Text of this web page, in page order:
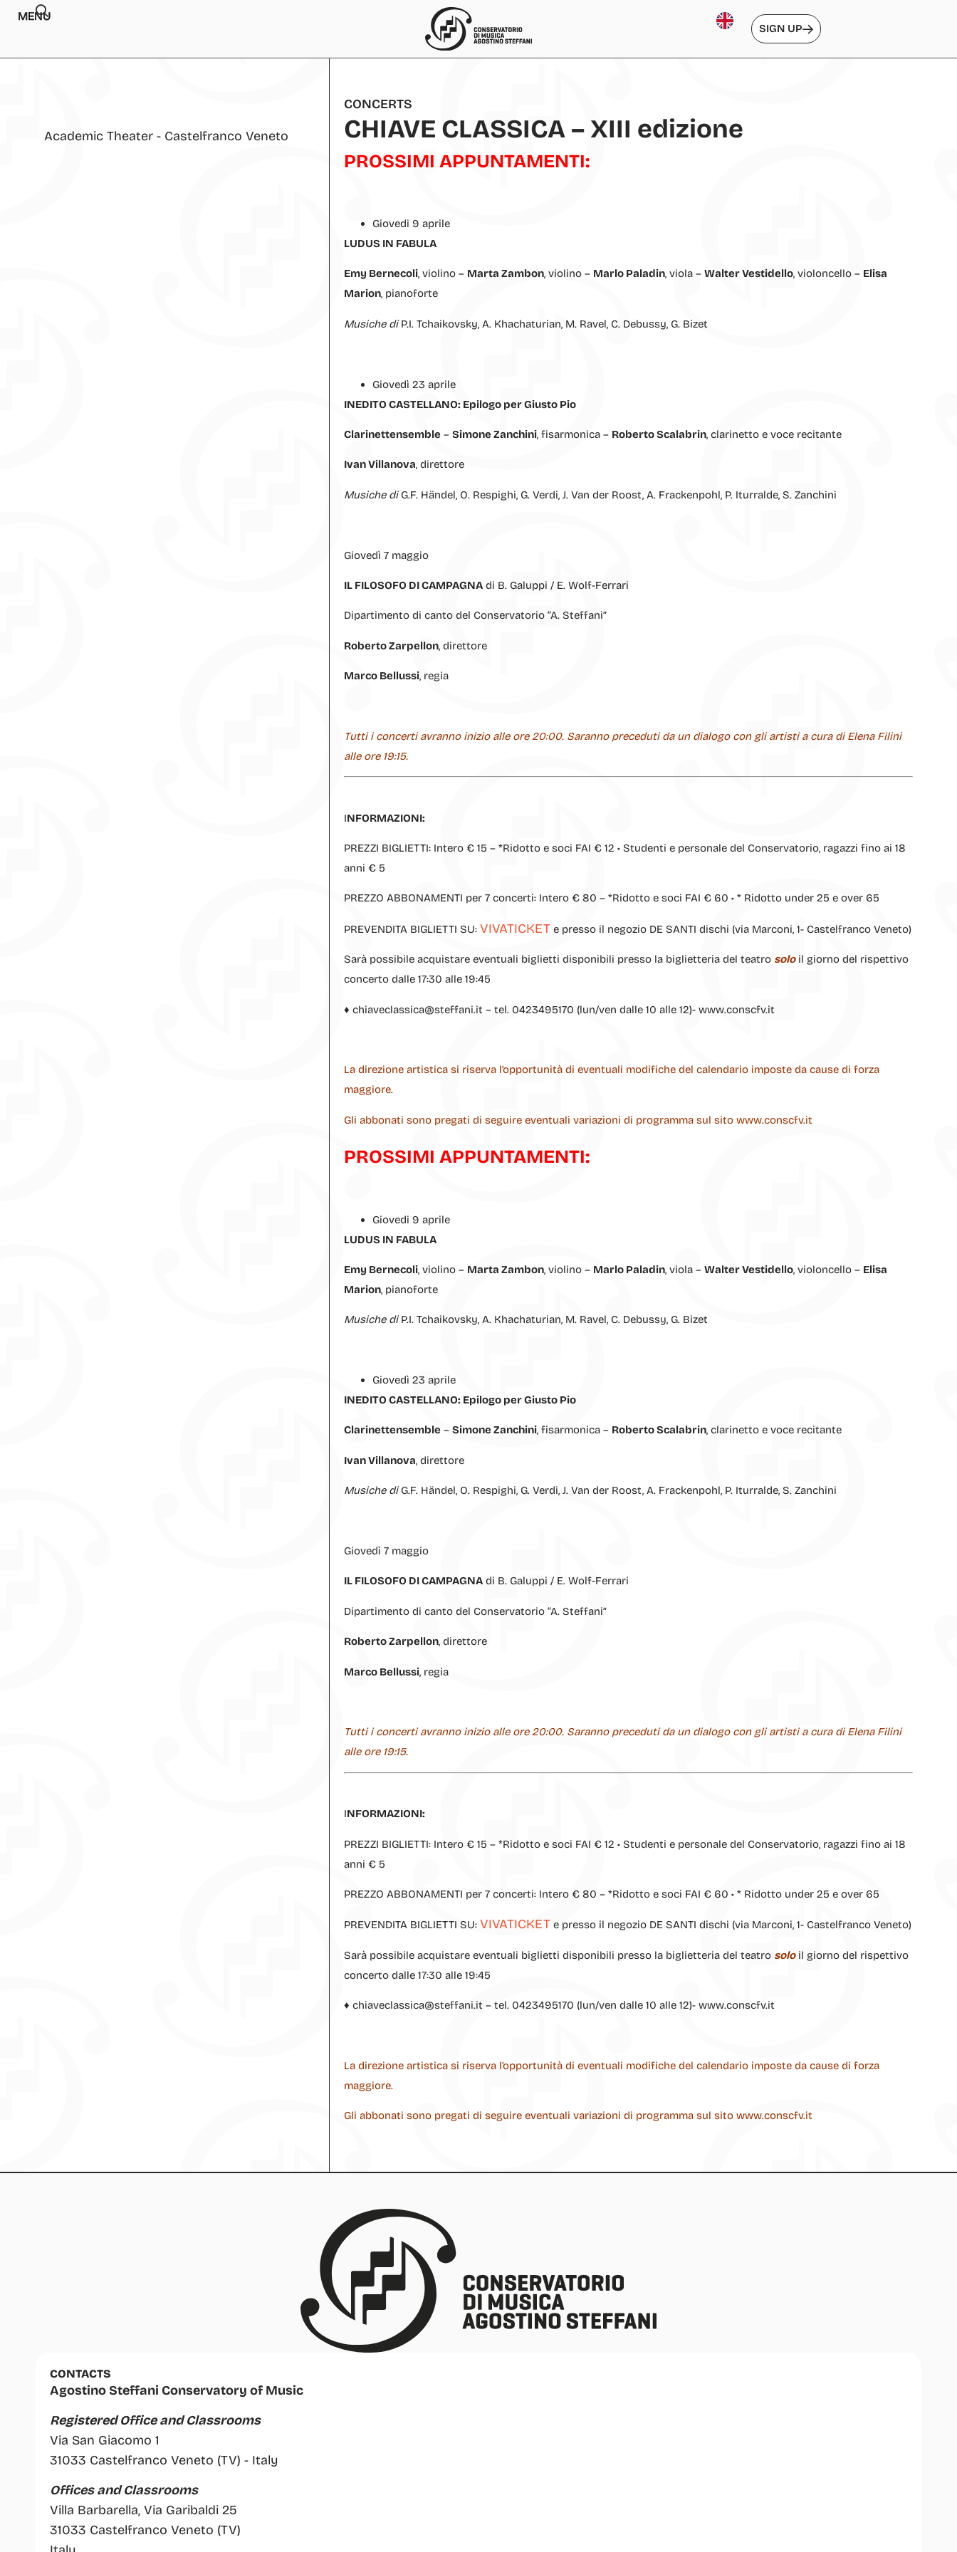
MENU
SIGN UP
Academic Theater - Castelfranco Veneto
CONCERTS
CHIAVE CLASSICA – XIII edizione
PROSSIMI APPUNTAMENTI:
Giovedi 9 aprile
LUDUS IN FABULA
Emy Bernecoli, violino – Marta Zambon, violino – Marlo Paladin, viola – Walter Vestidello, violoncello – Elisa
Marion, pianoforte
Musiche diP.I. Tchaikovsky, A. Khachaturian, M. Ravel, C. Debussy, G. Bizet
Giovedì 23 aprile
INEDITO CASTELLANO: Epilogo per Giusto Pio
Clarinettensemble – Simone Zanchini, fisarmonica – Roberto Scalabrin, clarinetto e voce recitante
Ivan Villanova, direttore
Musiche diG.F. Händel, O. Respighi, G. Verdi, J. Van der Roost, A. Frackenpohl, P. Iturralde, S. Zanchini
Giovedì 7 maggio
IL FILOSOFO DI CAMPAGNAdi B. Galuppi / E. Wolf-Ferrari
Dipartimento di canto del Conservatorio “A. Steffani”
Roberto Zarpellon, direttore
Marco Bellussi, regia
Tutti i concerti avranno inizio alle ore 20:00. Saranno preceduti da un dialogo con gli artisti a cura di Elena Filini
alle ore 19:15.
INFORMAZIONI:
PREZZI BIGLIETTI: Intero € 15 – *Ridotto e soci FAI € 12 • Studenti e personale del Conservatorio, ragazzi fino ai 18
anni € 5
PREZZO ABBONAMENTI per 7 concerti: Intero € 80 – *Ridotto e soci FAI € 60 • * Ridotto under 25 e over 65
PREVENDITA BIGLIETTI SU: VIVATICKETe presso il negozio DE SANTI dischi (via Marconi, 1- Castelfranco Veneto)
Sarà possibile acquistare eventuali biglietti disponibili presso la biglietteria del teatro soloil giorno del rispettivo
concerto dalle 17:30 alle 19:45
♦ chiaveclassica@steffani.it – tel. 0423495170 (lun/ven dalle 10 alle 12)- www.conscfv.it
La direzione artistica si riserva l’opportunità di eventuali modifiche del calendario imposte da cause di forza
maggiore.
Gli abbonati sono pregati di seguire eventuali variazioni di programma sul sito www.conscfv.it
PROSSIMI APPUNTAMENTI:
Giovedi 9 aprile
LUDUS IN FABULA
Emy Bernecoli, violino – Marta Zambon, violino – Marlo Paladin, viola – Walter Vestidello, violoncello – Elisa
Marion, pianoforte
Musiche diP.I. Tchaikovsky, A. Khachaturian, M. Ravel, C. Debussy, G. Bizet
Giovedì 23 aprile
INEDITO CASTELLANO: Epilogo per Giusto Pio
Clarinettensemble – Simone Zanchini, fisarmonica – Roberto Scalabrin, clarinetto e voce recitante
Ivan Villanova, direttore
Musiche diG.F. Händel, O. Respighi, G. Verdi, J. Van der Roost, A. Frackenpohl, P. Iturralde, S. Zanchini
Giovedì 7 maggio
IL FILOSOFO DI CAMPAGNAdi B. Galuppi / E. Wolf-Ferrari
Dipartimento di canto del Conservatorio “A. Steffani”
Roberto Zarpellon, direttore
Marco Bellussi, regia
Tutti i concerti avranno inizio alle ore 20:00. Saranno preceduti da un dialogo con gli artisti a cura di Elena Filini
alle ore 19:15.
INFORMAZIONI:
PREZZI BIGLIETTI: Intero € 15 – *Ridotto e soci FAI € 12 • Studenti e personale del Conservatorio, ragazzi fino ai 18
anni € 5
PREZZO ABBONAMENTI per 7 concerti: Intero € 80 – *Ridotto e soci FAI € 60 • * Ridotto under 25 e over 65
PREVENDITA BIGLIETTI SU: VIVATICKETe presso il negozio DE SANTI dischi (via Marconi, 1- Castelfranco Veneto)
Sarà possibile acquistare eventuali biglietti disponibili presso la biglietteria del teatro soloil giorno del rispettivo
concerto dalle 17:30 alle 19:45
♦ chiaveclassica@steffani.it – tel. 0423495170 (lun/ven dalle 10 alle 12)- www.conscfv.it
La direzione artistica si riserva l’opportunità di eventuali modifiche del calendario imposte da cause di forza
maggiore.
Gli abbonati sono pregati di seguire eventuali variazioni di programma sul sito www.conscfv.it
CONTACTS
Agostino Steffani Conservatory of Music
Registered Office and Classrooms
Via San Giacomo 1
31033 Castelfranco Veneto (TV) - Italy
Offices and Classrooms
Villa Barbarella, Via Garibaldi 25
31033 Castelfranco Veneto (TV)